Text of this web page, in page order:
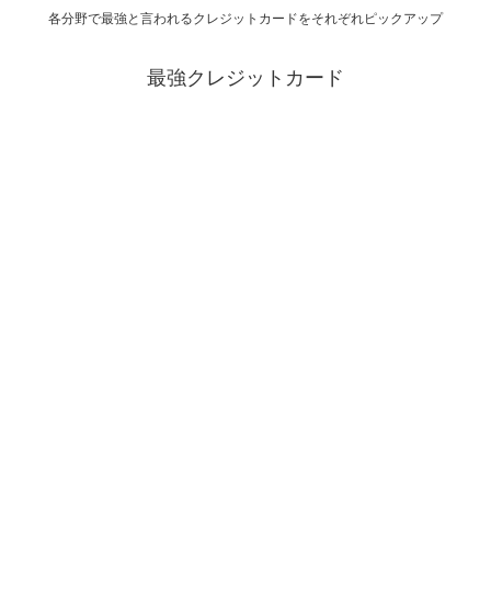
各分野で最強と言われるクレジットカードをそれぞれピックアップ
最強クレジットカード